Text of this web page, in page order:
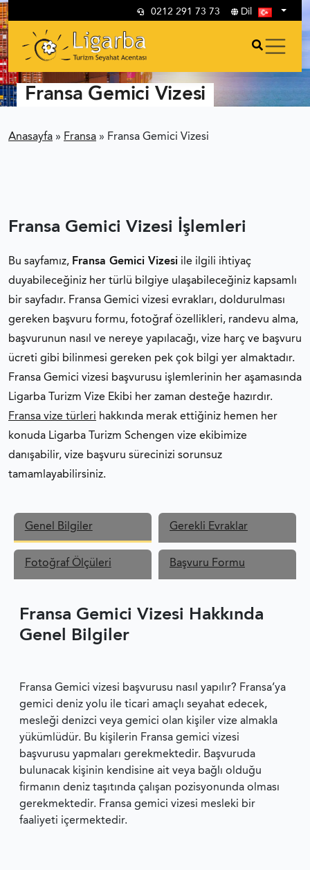
0212 291 73 73 Dil
Fransa Gemici Vizesi
Anasayfa » Fransa » Fransa Gemici Vizesi
Fransa Gemici Vizesi İşlemleri
Bu sayfamız, Fransa Gemici Vizesi ile ilgili ihtiyaç
duyabileceğiniz her türlü bilgiye ulaşabileceğiniz kapsamlı
bir sayfadır. Fransa Gemici vizesi evrakları, doldurulması
gereken başvuru formu, fotoğraf özellikleri, randevu alma,
başvurunun nasıl ve nereye yapılacağı, vize harç ve başvuru
ücreti gibi bilinmesi gereken pek çok bilgi yer almaktadır.
Fransa Gemici vizesi başvurusu işlemlerinin her aşamasında
Ligarba Turizm Vize Ekibi her zaman desteğe hazırdır.
Fransa vize türleri hakkında merak ettiğiniz hemen her
konuda Ligarba Turizm Schengen vize ekibimize
danışabilir, vize başvuru sürecinizi sorunsuz
tamamlayabilirsiniz.
Genel Bilgiler Gerekli Evraklar
Fotoğraf Ölçüleri Başvuru Formu
Fransa Gemici Vizesi Hakkında
Genel Bilgiler
Fransa Gemici vizesi başvurusu nasıl yapılır? Fransa’ya
gemici deniz yolu ile ticari amaçlı seyahat edecek,
mesleği denizci veya gemici olan kişiler vize almakla
yükümlüdür. Bu kişilerin Fransa gemici vizesi
başvurusu yapmaları gerekmektedir. Başvuruda
bulunacak kişinin kendisine ait veya bağlı olduğu
firmanın deniz taşıtında çalışan pozisyonunda olması
gerekmektedir. Fransa gemici vizesi mesleki bir
faaliyeti içermektedir.